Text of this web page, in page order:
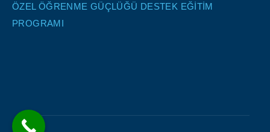
ÖZEL ÖĞRENME GÜÇLÜĞÜ DESTEK EĞİTİM
PROGRAMI